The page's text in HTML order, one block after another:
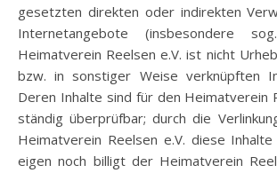
gesetzten direkten oder indirekten
Internetangebote (insbesondere
Heimatverein Reelsen e.V. ist nicht
bzw. in sonstiger Weise verknüpften
Deren Inhalte sind für den Heimatverein
ständig überprüfbar; durch die
Heimatverein Reelsen e.V. diese
eigen noch billigt der Heimatverein